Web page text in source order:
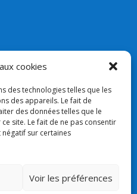
cookies
des technologies telles que les
des appareils. Le fait de
des données telles que le
site. Le fait de ne pas consentir
sur certaines
Voir les préférences